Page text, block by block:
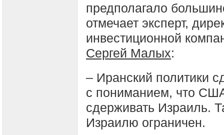
предполагало
отмечает эксперт,
инвестиционной
Сергей Малых:
– Иранский политики
с пониманием, что
сдерживать Израиль.
Израилю ограничен.